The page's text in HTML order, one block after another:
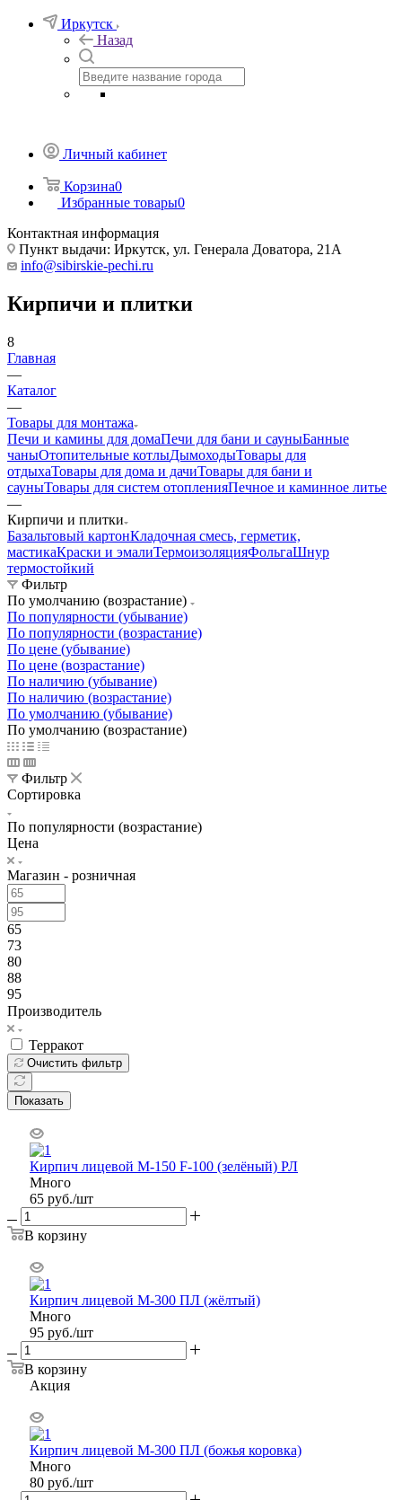
Иркутск
Назад
Личный кабинет
Корзина0
Избранные товары0
Контактная информация
Пункт выдачи: Иркутск, ул. Генерала Доватора, 21А
info@sibirskie-pechi.ru
Кирпичи и плитки
8
Главная
—
Каталог
—
Товары для монтажа
Печи и камины для домаПечи для бани и сауныБанные
чаныОтопительные котлыДымоходыТовары для
отдыхаТовары для дома и дачиТовары для бани и
сауныТовары для систем отопленияПечное и каминное литье
—
Кирпичи и плитки
Базальтовый картонКладочная смесь, герметик,
мастикаКраски и эмалиТермоизоляцияФольгаШнур
термостойкий
Фильтр
По умолчанию (возрастание)
По популярности (убывание)
По популярности (возрастание)
По цене (убывание)
По цене (возрастание)
По наличию (убывание)
По наличию (возрастание)
По умолчанию (убывание)
По умолчанию (возрастание)
Фильтр
Сортировка
По популярности (возрастание)
Цена
Магазин - розничная
65
73
80
88
95
Производитель
Терракот
Очистить фильтр
Показать
Кирпич лицевой М-150 F-100 (зелёный) РЛ
Много
65 руб./шт
В корзину
Кирпич лицевой М-300 ПЛ (жёлтый)
Много
95 руб./шт
В корзину
Акция
Кирпич лицевой М-300 ПЛ (божья коровка)
Много
80 руб./шт